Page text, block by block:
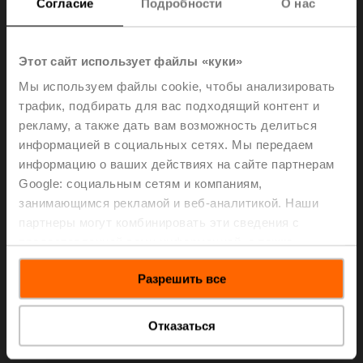
Согласие Подробности О нас
Этот сайт использует файлы «куки»
Мы используем файлы cookie, чтобы анализировать
трафик, подбирать для вас подходящий контент и
рекламу, а также дать вам возможность делиться
информацией в социальных сетях. Мы передаем
информацию о ваших действиях на сайте партнерам
Google: социальным сетям и компаниям,
занимающимся рекламой и веб-аналитикой. Наши
данными, которые они получили при использовании
Разрешить все
Отказаться
Maximum file size 10 KB
Select a file to upload. The file must be a text file with
extension CSV
No file selected
Select file